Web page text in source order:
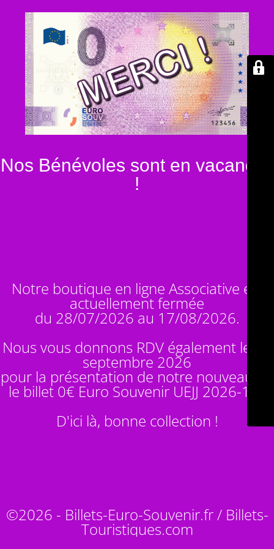
Nos Bénévoles sont en vacances
!
Notre boutique en ligne Associative est
actuellement fermée
du 28/07/2026 au 17/08/2026.
Nous vous donnons RDV également le 14
septembre 2026
pour la présentation de notre nouveauté :
le billet 0€ Euro Souvenir UEJJ 2026-10
D'ici là, bonne collection !
©2026 - Billets-Euro-Souvenir.fr / Billets-
Touristiques.com